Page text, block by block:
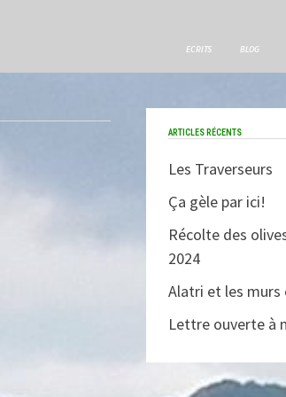
ECRITS BLOG
ARTICLES RÉCENTS
Les Traverseurs
Ça gèle par ici!
Récolte des
2024
Alatri et les murs
Lettre ouverte à